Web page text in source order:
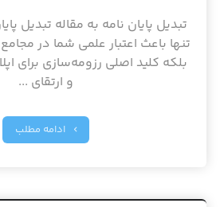
تبدیل پایان نامه به مقاله تبدیل
تنها باعث اعتبار علمی شما در
بلکه کلید اصلی رزومه‌سازی برای
و ارتقای ...
ادامه مطلب